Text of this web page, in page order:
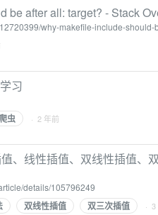
be after all: target? - Stack
why-makefile-include-should-
习
虫 · 2 年前
值、线性插值、双线性插值、
details/105796249
双线性插值 双三次插值 ·